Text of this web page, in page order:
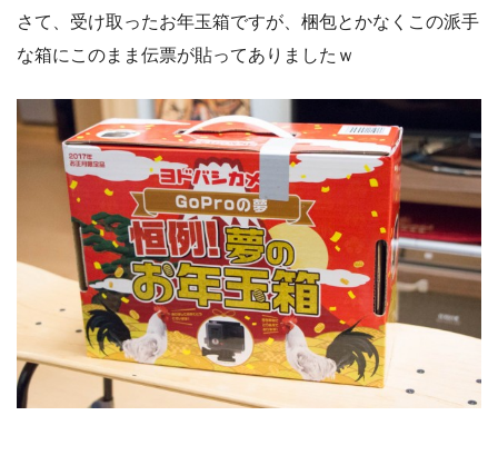
さて、受け取ったお年玉箱ですが、梱包とかなくこの派手
な箱にこのまま伝票が貼ってありましたｗ